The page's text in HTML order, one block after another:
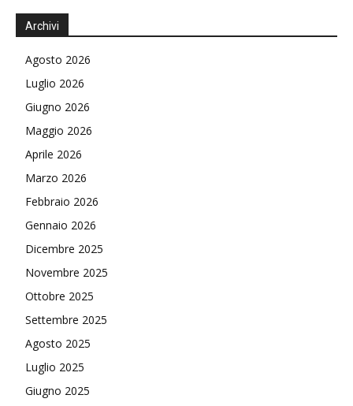
Archivi
Agosto 2026
Luglio 2026
Giugno 2026
Maggio 2026
Aprile 2026
Marzo 2026
Febbraio 2026
Gennaio 2026
Dicembre 2025
Novembre 2025
Ottobre 2025
Settembre 2025
Agosto 2025
Luglio 2025
Giugno 2025